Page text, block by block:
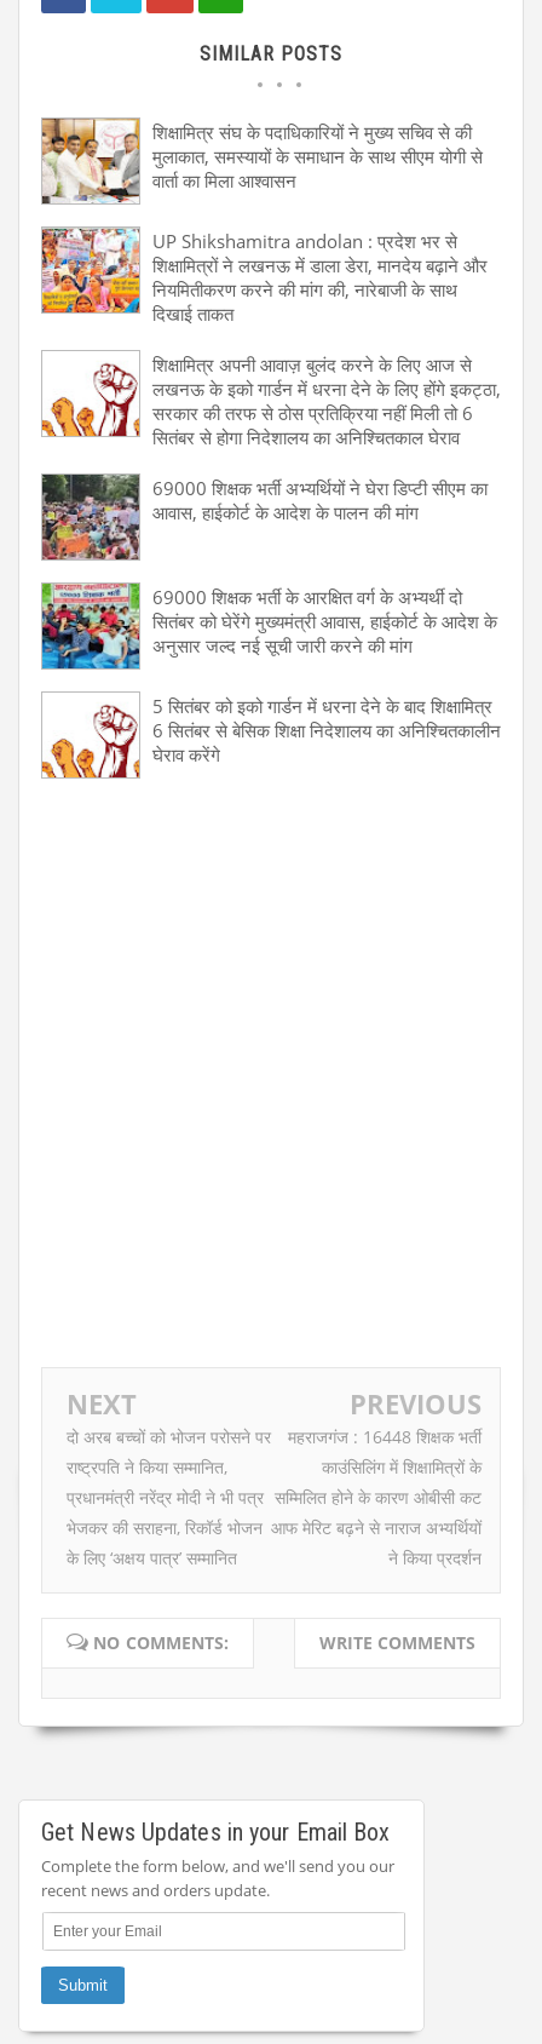
SIMILAR POSTS
शिक्षामित्र संघ के पदाधिकारियों ने मुख्य सचिव से की
मुलाकात, समस्यायों के समाधान के साथ सीएम योगी से
वार्ता का मिला आश्वासन
UP Shikshamitra andolan : प्रदेश भर से
शिक्षामित्रों ने लखनऊ में डाला डेरा, मानदेय बढ़ाने और
नियमितीकरण करने की मांग की, नारेबाजी के साथ
दिखाई ताकत
शिक्षामित्र अपनी आवाज़ बुलंद करने के लिए आज से
लखनऊ के इको गार्डन में धरना देने के लिए होंगे इकट्ठा,
सरकार की तरफ से ठोस प्रतिक्रिया नहीं मिली तो 6
सितंबर से होगा निदेशालय का अनिश्चितकाल घेराव
69000 शिक्षक भर्ती अभ्यर्थियों ने घेरा डिप्टी सीएम का
आवास, हाईकोर्ट के आदेश के पालन की मांग
69000 शिक्षक भर्ती के आरक्षित वर्ग के अभ्यर्थी दो
सितंबर को घेरेंगे मुख्यमंत्री आवास, हाईकोर्ट के आदेश के
अनुसार जल्द नई सूची जारी करने की मांग
5 सितंबर को इको गार्डन में धरना देने के बाद शिक्षामित्र
6 सितंबर से बेसिक शिक्षा निदेशालय का अनिश्चितकालीन
घेराव करेंगे
NEXT
दो अरब बच्चों को भोजन परोसने पर
राष्ट्रपति ने किया सम्मानित,
प्रधानमंत्री नरेंद्र मोदी ने भी पत्र
भेजकर की सराहना, रिकॉर्ड भोजन
के लिए ‘अक्षय पात्र’ सम्मानित
PREVIOUS
महराजगंज : 16448 शिक्षक भर्ती
काउंसिलिंग में शिक्षामित्रों के
सम्मिलित होने के कारण ओबीसी कट
आफ मेरिट बढ़ने से नाराज अभ्यर्थियों
ने किया प्रदर्शन
NO COMMENTS: WRITE COMMENTS
Get News Updates in your Email Box
Complete the form below, and we'll send you our
recent news and orders update.